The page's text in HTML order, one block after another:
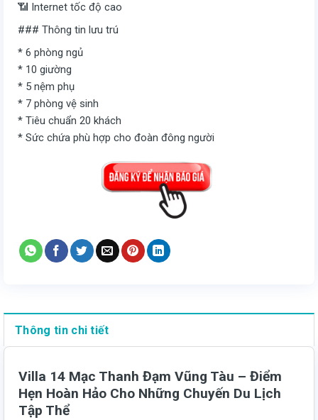
📶 Internet tốc độ cao
### Thông tin lưu trú
* 6 phòng ngủ
* 10 giường
* 5 nệm phụ
* 7 phòng vệ sinh
* Tiêu chuẩn 20 khách
* Sức chứa phù hợp cho đoàn đông người
Thông tin chi tiết
Villa 14 Mạc Thanh Đạm Vũng Tàu – Điểm
Hẹn Hoàn Hảo Cho Những Chuyến Du Lịch
Tập Thể